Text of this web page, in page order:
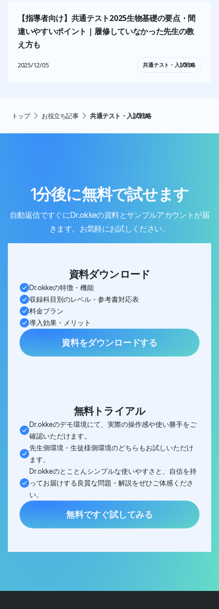
【指導者向け】共通テスト2025生物基礎の要点・間
違いやすいポイント | 履修していなかった先生の教
え方も
2025/12/05 共通テスト・入試戦略
トップ お役立ち記事 共通テスト・入試戦略
1分後に無料で試せます
自動返信ですぐにDr.okkeの資料とサンプルアカウントが届
きます。お気軽にお試しください。
資料ダウンロード
Dr.okkeの特徴・機能
収録科目別のレベル・参考書対応表
料金プラン
導入効果・メリット
資料をダウンロードする
無料トライアル
Dr.okkeのデモ環境にて、実際の操作感や使い勝手をご
確認いただけます。
先生側環境・生徒様側環境のどちらもお試しいただけ
ます。
Dr.okkeのとことんシンプルな使いやすさと、自信を持
ってお届けする良質な問題・解説をぜひご体感くださ
い。
無料ですぐ試してみる